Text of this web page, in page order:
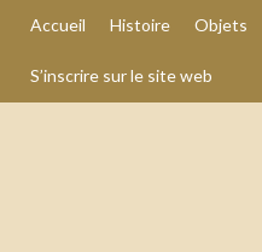
Accueil Histoire Objets
S’inscrire sur le site web